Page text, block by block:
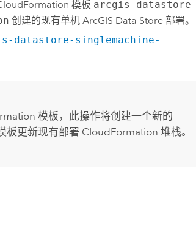
模板 arcgis-datastore-
创建的现有单机 ArcGIS Data Store部署。
datastore-singlemachine-
模板，此操作将创建一个新的
板更新现有部署 CloudFormation 堆栈。